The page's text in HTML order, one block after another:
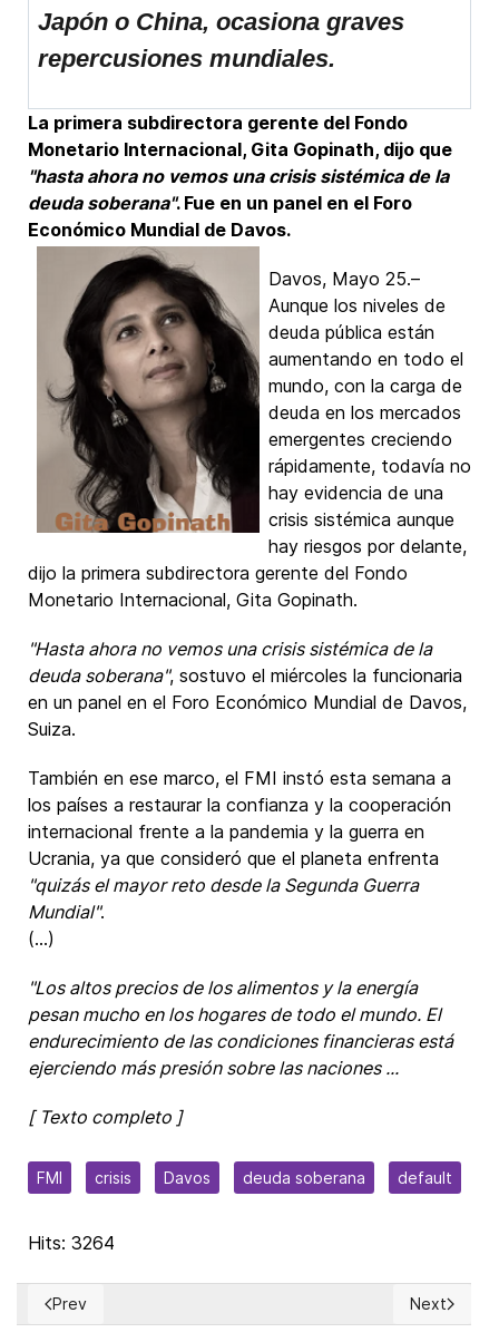
Japón o China, ocasiona graves
repercusiones mundiales.
La primera subdirectora gerente del Fondo
Monetario Internacional, Gita Gopinath, dijo que
"hasta ahora no vemos una crisis sistémica de la
deuda soberana". Fue en un panel en el Foro
Económico Mundial de Davos.
Davos, Mayo 25.–
Aunque los niveles de
deuda pública están
aumentando en todo el
mundo, con la carga de
deuda en los mercados
emergentes creciendo
rápidamente, todavía no
hay evidencia de una
crisis sistémica aunque
hay riesgos por delante,
dijo la primera subdirectora gerente del Fondo
Monetario Internacional, Gita Gopinath.
"Hasta ahora no vemos una crisis sistémica de la
deuda soberana", sostuvo el miércoles la funcionaria
en un panel en el Foro Económico Mundial de Davos,
Suiza.
También en ese marco, el FMI instó esta semana a
los países a restaurar la confianza y la cooperación
internacional frente a la pandemia y la guerra en
Ucrania, ya que consideró que el planeta enfrenta
"quizás el mayor reto desde la Segunda Guerra
Mundial".
(...)
"Los altos precios de los alimentos y la energía
pesan mucho en los hogares de todo el mundo. El
endurecimiento de las condiciones financieras está
ejerciendo más presión sobre las naciones ...
[ Texto completo ]
FMI crisis Davos deuda soberana default
Hits: 3264
Previous article: Vatican official at Davos says the Church is
Prev Next
Next